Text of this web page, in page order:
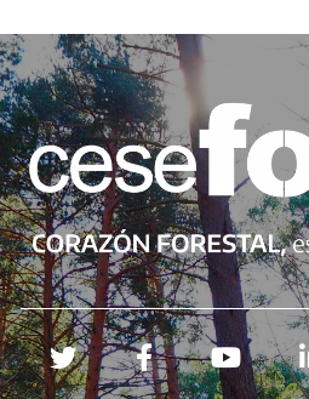
Redes sociales